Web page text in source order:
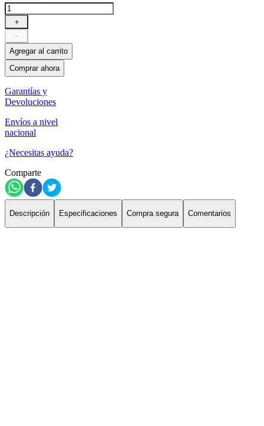
＋
－
Agregar al carrito
Comprar ahora
Garantías y
Devoluciones
Envíos a nivel
nacional
¿Necesitas ayuda?
Comparte
Descripción Especificaciones Compra segura Comentarios